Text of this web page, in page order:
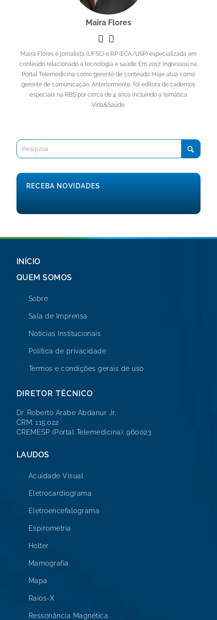
Maira Flores
Maira Flores é jornalista (UFSC) e RP (ECA/USP) especializada em
conteúdo relacionado a tecnologia e saúde. Em 2017, ingressou na
Portal Telemedicina como gerente de conteúdo. Hoje atua como
gerente de comunicação. Anteriormente, foi editora de cadernos
especiais na RBS por cerca de 4 anos incluindo a temática
Vida&Saúde.
RECEBA NOVIDADES
INÍCIO
QUEM SOMOS
Sobre
Sala de Imprensa
Notícias Institucionais
Política de privacidade
Termos e condições gerais de uso
DIRETOR TÉCNICO
Dr. Roberto Arabe Abdanur Jr.
CRM: 115.022
CREMESP (Portal Telemedicina): 960023
LAUDOS
Acuidade Visual
Eletrocardiograma
Eletroencefalograma
Espirometria
Holter
Mamografia
Mapa
Raios-X
Ressonância Magnética